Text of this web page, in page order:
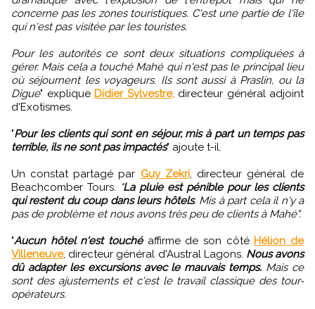
concerne pas les zones touristiques. C'est une partie de l'île
qui n'est pas visitée par les touristes.
Pour les autorités ce sont deux situations compliquées à
gérer. Mais cela a touché Mahé qui n'est pas le principal lieu
où séjournent les voyageurs. Ils sont aussi à Praslin, ou la
Digue" explique Didier Sylvestre,directeur général adjoint
d'Exotismes.
"Pour les clients qui sont en séjour, mis à part un temps pas
terrible, ils ne sont pas impactés" ajoute t-il.
Un constat partagé par Guy Zekri, directeur général de
Beachcomber Tours. "La pluie est pénible pour les clients
qui restent du coup dans leurs hôtels. Mis à part cela il n'y a
pas de problème et nous avons très peu de clients à Mahé".
"Aucun hôtel n'est touchéaffirme de son côté Hélion de
Villeneuve, directeur général d'Austral Lagons. Nous avons
dû adapter les excursions avec le mauvais temps. Mais ce
sont des ajustements et c'est le travail classique des tour-
opérateurs.